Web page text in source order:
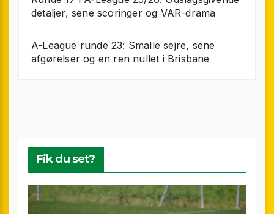
detaljer, sene scoringer og VAR-drama
A-League runde 23: Smalle sejre, sene
afgørelser og en ren nullet i Brisbane
Fik du set?